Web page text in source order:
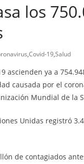
los
,Covid-19,Salud
ascienden ya a
causada por el
Mundial de la
Unidas registró
de contagiados